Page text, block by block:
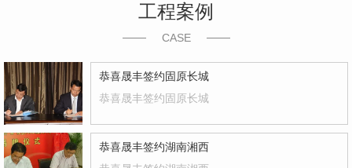
工程案例
CASE
恭喜晟丰签约固原长城
恭喜晟丰签约固原长城
恭喜晟丰签约湖南湘西